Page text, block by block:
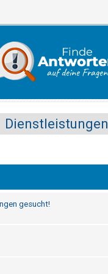
Dienstleistungen
gesucht!